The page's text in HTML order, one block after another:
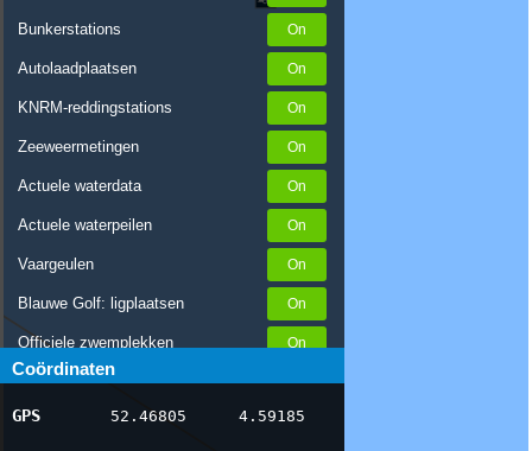
Bunkerstations
Autolaadplaatsen
KNRM-reddingstations
Zeeweermetingen
Actuele waterdata
Actuele waterpeilen
Vaargeulen
Blauwe Golf: ligplaatsen
Officiele zwemplekken
Stremmingen/hinder
AIS scheepsposities
Coördinaten
GPS 52.46805 4.59185